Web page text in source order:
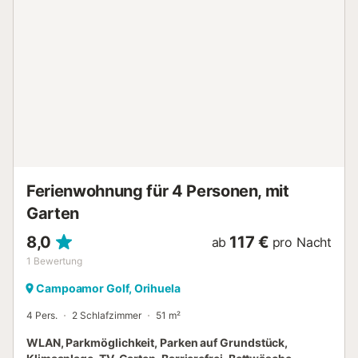
Ferienwohnung für 4 Personen, mit
Garten
8,0
1 Bewertung
ab 117 € pro Nacht
Campoamor Golf, Orihuela
4 Pers. 2 Schlafzimmer 51 m²
WLAN, Parkmöglichkeit, Parken auf Grundstück,